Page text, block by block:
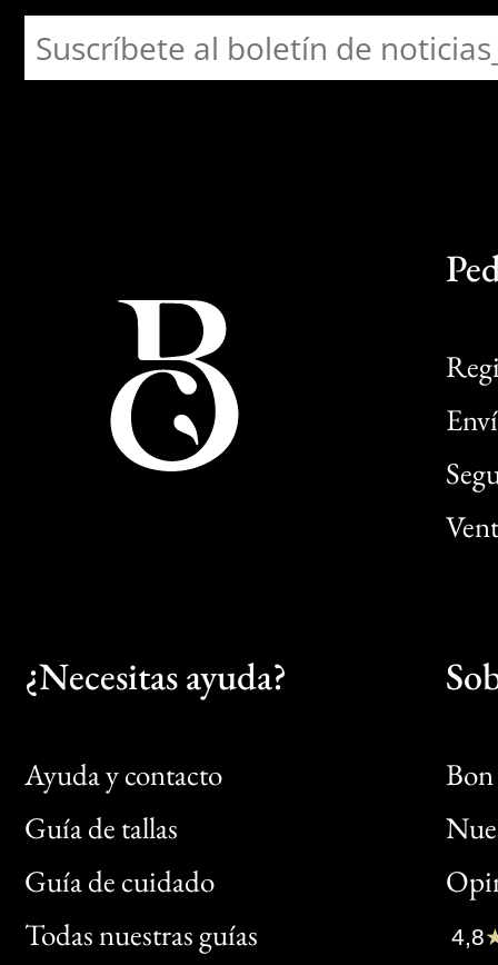
¿Necesitas ayuda?
Ayuda y contacto
Guía de tallas
Guía de cuidado
Todas nuestras guías
Bon
Clic
4,8